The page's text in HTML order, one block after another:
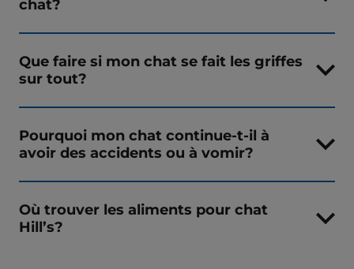
chat?
Que faire si mon chat se fait les griffes
sur tout?
Pourquoi mon chat continue-t-il à
avoir des accidents ou à vomir?
Où trouver les aliments pour chat
Hill’s?